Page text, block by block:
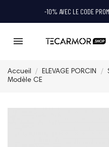
-10% AVEC LE CODE
Accueil ELEVAGE PORCIN
Modèle CE